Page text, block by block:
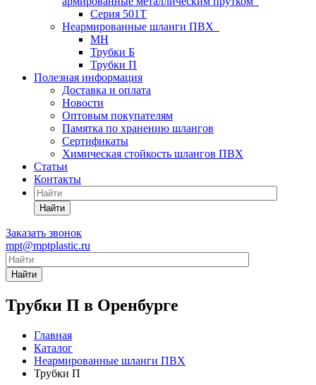
Серия 501T
Неармированные шланги ПВХ
МН
Трубки Б
Трубки П
Полезная информация
Доставка и оплата
Новости
Оптовым покупателям
Памятка по хранению шлангов
Сертификаты
Химическая стойкость шлангов ПВХ
Статьи
Контакты
Найти
Заказать звонок
mpt@mptplastic.ru
Найти
Трубки П в Оренбурге
Главная
Каталог
Неармированные шланги ПВХ
Трубки П